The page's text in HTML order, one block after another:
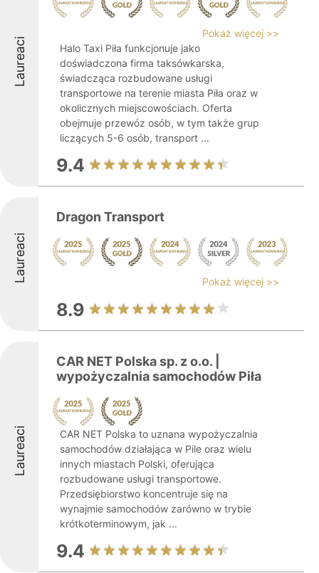
Laureaci
Pokaż więcej >>
Halo Taxi Piła funkcjonuje jako
doświadczona firma taksówkarska,
świadcząca rozbudowane usługi
transportowe na terenie miasta Piła oraz w
okolicznych miejscowościach. Oferta
obejmuje przewóz osób, w tym także grup
liczących 5-6 osób, transport ...
9.4
Laureaci
Dragon Transport
Pokaż więcej >>
8.9
Laureaci
CAR NET Polska sp. z o.o. |
wypożyczalnia samochodów Piła
CAR NET Polska to uznana wypożyczalnia
samochodów działająca w Pile oraz wielu
innych miastach Polski, oferująca
rozbudowane usługi transportowe.
Przedsiębiorstwo koncentruje się na
wynajmie samochodów zarówno w trybie
krótkoterminowym, jak ...
9.4